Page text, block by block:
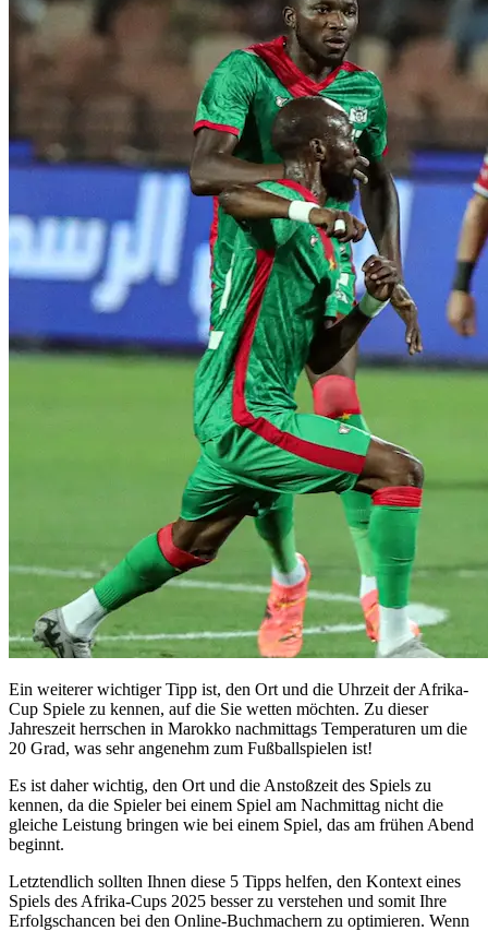
Ein weiterer wichtiger Tipp ist, den Ort und die Uhrzeit der Afrika-
Cup Spiele zu kennen, auf die Sie wetten möchten. Zu dieser
Jahreszeit herrschen in Marokko nachmittags Temperaturen um die
20 Grad, was sehr angenehm zum Fußballspielen ist!
Es ist daher wichtig, den Ort und die Anstoßzeit des Spiels zu
kennen, da die Spieler bei einem Spiel am Nachmittag nicht die
gleiche Leistung bringen wie bei einem Spiel, das am frühen Abend
beginnt.
Letztendlich sollten Ihnen diese 5 Tipps helfen, den Kontext eines
Spiels des Afrika-Cups 2025 besser zu verstehen und somit Ihre
Erfolgschancen bei den Online-Buchmachern zu optimieren. Wenn